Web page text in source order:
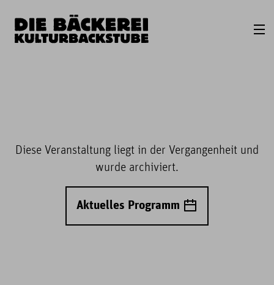
Diese Veranstaltung liegt in der Vergangenheit und
wurde archiviert.
Aktuelles Programm